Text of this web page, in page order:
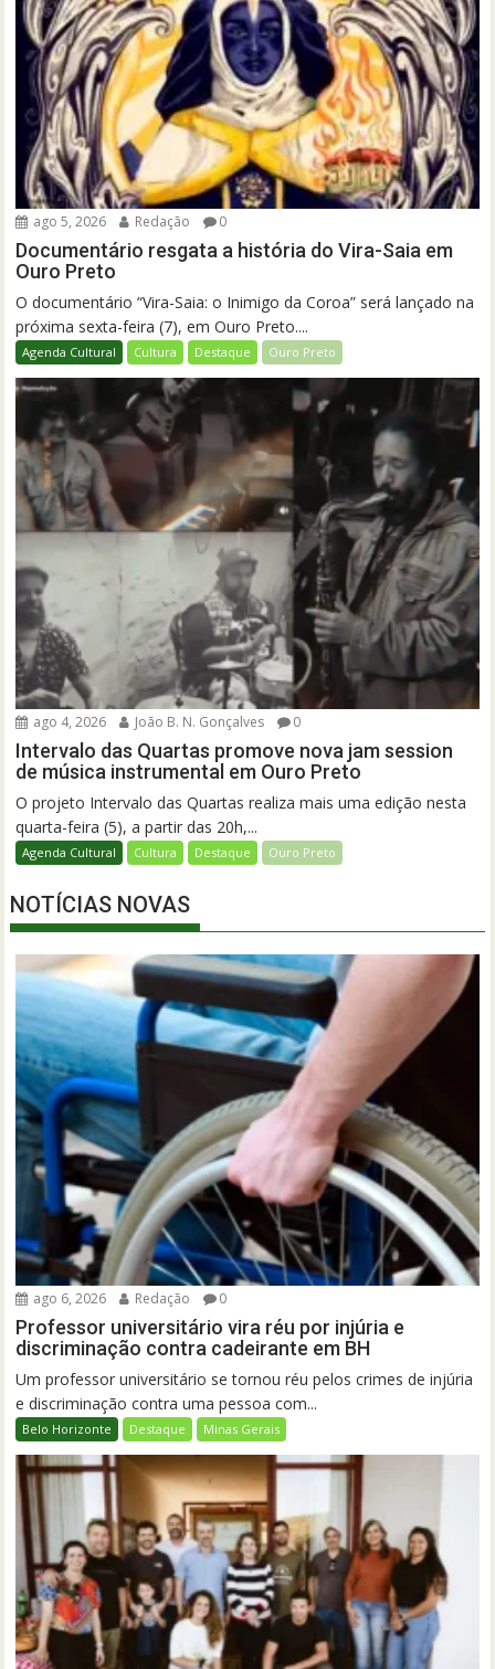
ago 5, 2026 Redação 0
Documentário resgata a história do Vira-Saia em
Ouro Preto
O documentário “Vira-Saia: o Inimigo da Coroa” será lançado na
próxima sexta-feira (7), em Ouro Preto....
Agenda Cultural Cultura Destaque Ouro Preto
ago 4, 2026 João B. N. Gonçalves 0
Intervalo das Quartas promove nova jam session
de música instrumental em Ouro Preto
O projeto Intervalo das Quartas realiza mais uma edição nesta
quarta-feira (5), a partir das 20h,...
Agenda Cultural Cultura Destaque Ouro Preto
NOTÍCIAS NOVAS
ago 6, 2026 Redação 0
Professor universitário vira réu por injúria e
discriminação contra cadeirante em BH
Um professor universitário se tornou réu pelos crimes de injúria
e discriminação contra uma pessoa com...
Belo Horizonte Destaque Minas Gerais